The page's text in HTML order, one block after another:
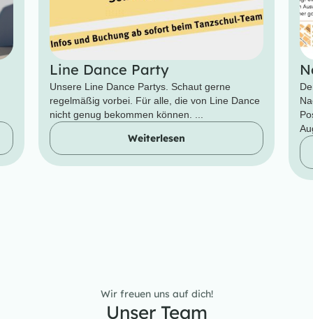
Line Dance Party
Unsere Line Dance Partys. Schaut gerne
regelmäßig vorbei. Für alle, die von Line Dance
nicht genug bekommen können. ...
Weiterlesen
Wir freuen uns auf dich!
Unser Team